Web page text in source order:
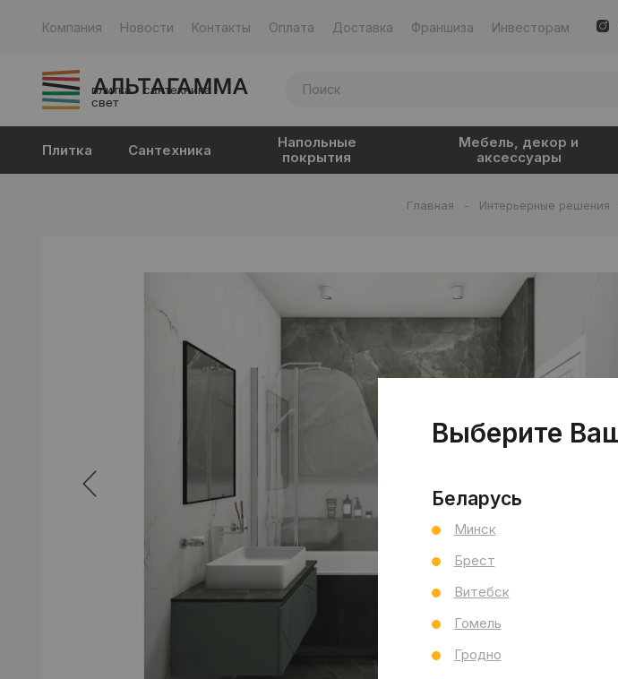
Компания Новости Контакты Оплата Доставка Франшиза Инвесторам
плитка · сантехника ·
свет
Плитка Сантехника
Напольные
покрытия
Мебель, декор и
аксессуары
Главная - Интерьерные решения
Выберите
Беларусь
Минск
Брест
Витебск
Гомель
Гродно